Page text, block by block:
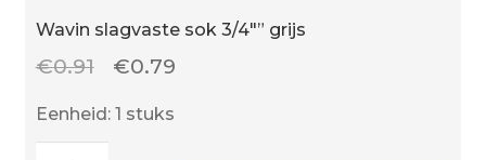
Wavin slagvaste sok 3/4″” grijs
€0.91
Oorspronkelijke
€0.79Huidige
Eenheid: 1 stuks